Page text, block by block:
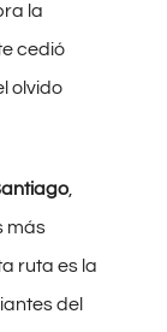
la
cedió
olvido
,
más
ruta es la
del